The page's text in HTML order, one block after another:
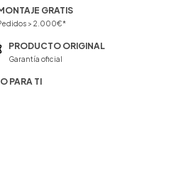
GRATIS
> 2.000€*
PRODUCTO ORIGINAL
Garantía oficial
PARA TI